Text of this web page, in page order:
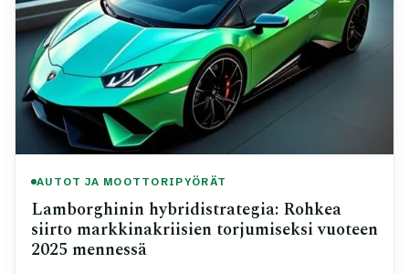
AUTOT JA MOOTTORIPYÖRÄT
Lamborghinin hybridistrategia: Rohkea
siirto markkinakriisien torjumiseksi vuoteen
2025 mennessä